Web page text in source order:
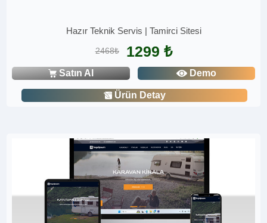
Hazır Teknik Servis | Tamirci Sitesi
2468₺ 1299 ₺
Satın Al Demo
Ürün Detay